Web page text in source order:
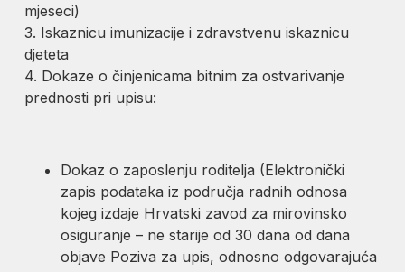
mjeseci)
3. Iskaznicu imunizacije i zdravstvenu iskaznicu
djeteta
4. Dokaze o činjenicama bitnim za ostvarivanje
prednosti pri upisu:
Dokaz o zaposlenju roditelja (Elektronički
zapis podataka iz područja radnih odnosa
kojeg izdaje Hrvatski zavod za mirovinsko
osiguranje – ne starije od 30 dana od dana
objave Poziva za upis, odnosno odgovarajuća